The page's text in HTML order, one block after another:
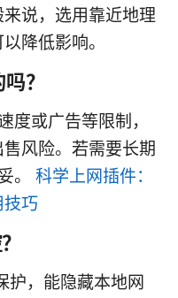
说，选用靠近地理
降低影响。
？
度或广告等限制，
风险。若需要长期
。 科学上网插件：
技巧
护，能隐藏本地网